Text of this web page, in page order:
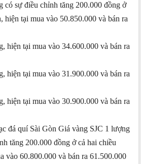
có sự điều chỉnh tăng 200.000 đồng ở
hiện tại mua vào 50.850.000 và bán ra
hiện tại mua vào 34.600.000 và bán ra
hiện tại mua vào 31.900.000 và bán ra
hiện tại mua vào 30.900.000 và bán ra
đá quí Sài Gòn Giá vàng SJC 1 lượng
tăng 200.000 đồng ở cả hai chiều
vào 60.800.000 và bán ra 61.500.000